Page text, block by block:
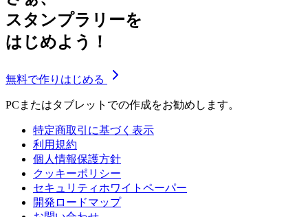
スタンプラリーを
はじめよう！
無料で作りはじめる
PCまたはタブレットでの作成をお勧めします。
特定商取引に基づく表示
利用規約
個人情報保護方針
クッキーポリシー
セキュリティホワイトペーパー
開発ロードマップ